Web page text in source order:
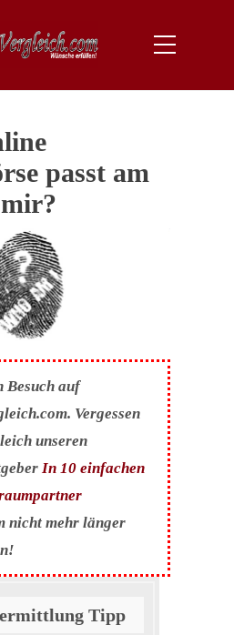
passt am
Besuch auf
Vergessen
unseren
In 10 einfachen
nicht mehr länger
Tipp